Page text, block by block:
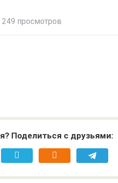
249 просмотров
Поделиться с друзьями: